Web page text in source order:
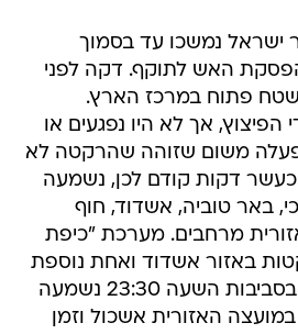
ישראל נמשכו עד בסמוך
האש לתוקף. דקה לפני
פתוח במרכז הארץ.
הפיצוץ, אך לא היו נפגעים או
משום שזוהה שהרקטה לא
כעשר דקות קודם לכן, נשמעה
באר טוביה, אשדוד, חוף
מרחבים. מערכת "כיפת
באזור אשדוד ואחת נוספת
בשמי מ"א מרחבים. בסביבות השעה 23:30 נשמעה
האזורית אשכול וזמן